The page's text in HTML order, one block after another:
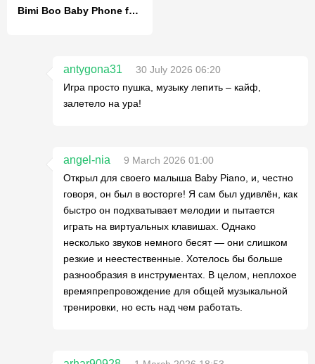
Bimi Boo Baby Phone for Kids
antygona31
30 July 2026 06:20
Игра просто пушка, музыку лепить – кайф,
залетело на ура!
angel-nia
9 March 2026 01:00
Открыл для своего малыша Baby Piano, и, честно
говоря, он был в восторге! Я сам был удивлён, как
быстро он подхватывает мелодии и пытается
играть на виртуальных клавишах. Однако
несколько звуков немного бесят — они слишком
резкие и неестественные. Хотелось бы больше
разнообразия в инструментах. В целом, неплохое
времяпрепровождение для общей музыкальной
тренировки, но есть над чем работать.